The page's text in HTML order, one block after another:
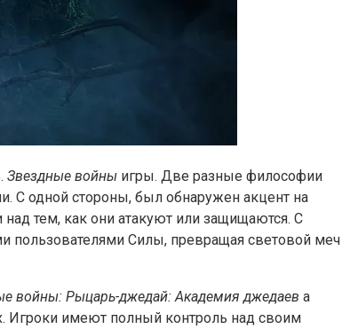
Звездные войны игры. Две разные философии
С одной стороны, был обнаружен акцент на
тем, как они атакуют или защищаются. С
пользователями Силы, превращая световой меч
войны: Рыцарь-джедай: Академия джедаев а
Игроки имеют полный контроль над своим